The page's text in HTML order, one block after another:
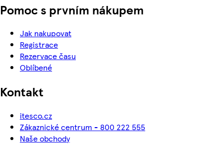
Pomoc s prvním nákupem
Jak nakupovat
Registrace
Rezervace času
Oblíbené
Kontakt
itesco.cz
Zákaznické centrum - 800 222 555
Naše obchody